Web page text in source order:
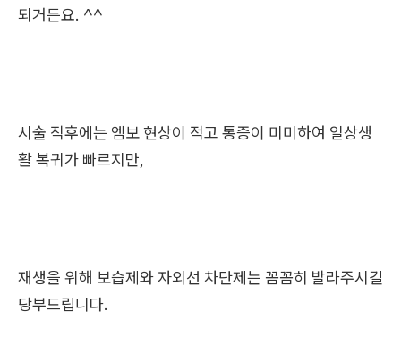
되거든요. ^^
시술 직후에는 엠보 현상이 적고 통증이 미미하여 일상생
활 복귀가 빠르지만,
재생을 위해 보습제와 자외선 차단제는 꼼꼼히 발라주시길
당부드립니다.